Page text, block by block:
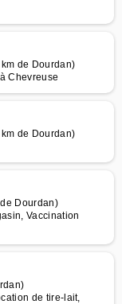
de Dourdan)
Chevreuse
de Dourdan)
Dourdan)
Vaccination
de tire-lait,